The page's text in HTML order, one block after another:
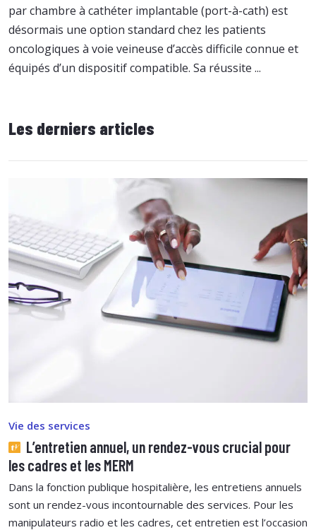
par chambre à cathéter implantable (port-à-cath) est
désormais une option standard chez les patients
oncologiques à voie veineuse d’accès difficile connue et
équipés d’un dispositif compatible. Sa réussite ...
Les derniers articles
Vie des services
L’entretien annuel, un rendez-vous crucial pour
les cadres et les MERM
Dans la fonction publique hospitalière, les entretiens annuels
sont un rendez-vous incontournable des services. Pour les
manipulateurs radio et les cadres, cet entretien est l’occasion